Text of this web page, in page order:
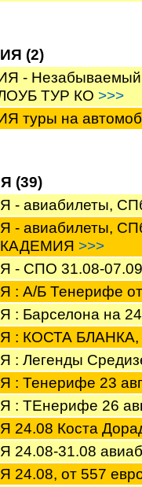
(2)
- Незабываемый
ТУР КО >>>
туры на
(39)
- авиабилеты,
авиабилеты,
>>>
- СПО 31.08-
: А/Б Тенерифе
Барселона на
: КОСТА
Легенды
Тенерифе 23
ТЕнерифе 26
24.08 Коста
24.08-31.08
24.08, от 557